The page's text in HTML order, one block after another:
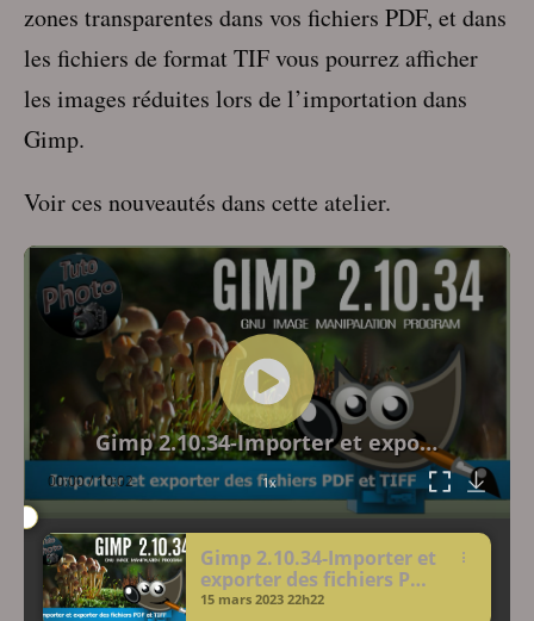
zones transparentes dans vos fichiers PDF, et dans
les fichiers de format TIF vous pourrez afficher
les images réduites lors de l’importation dans
Gimp.
Voir ces nouveautés dans cette atelier.
Lecteur
vidéo
Gimp 2.10.34-Importer et exporter des fichiers PDF et TIFF
00:00/10:02 1x
Gimp 2.10.34-Importer et
exporter des fichiers PDF
et TIFF
15 mars 2023 22h22